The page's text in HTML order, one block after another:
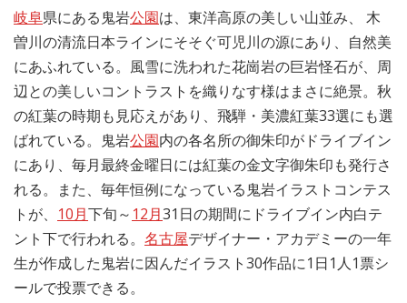
岐阜県にある鬼岩公園は、東洋高原の美しい山並み、 木
曽川の清流日本ラインにそそぐ可児川の源にあり、自然美
にあふれている。風雪に洗われた花崗岩の巨岩怪石が、周
辺との美しいコントラストを織りなす様はまさに絶景。秋
の紅葉の時期も見応えがあり、飛騨・美濃紅葉33選にも選
ばれている。鬼岩公園内の各名所の御朱印がドライブイン
にあり、毎月最終金曜日には紅葉の金文字御朱印も発行さ
れる。また、毎年恒例になっている鬼岩イラストコンテス
トが、 10月下旬～ 12月31日の期間にドライブイン内白テ
ント下で行われる。 名古屋デザイナー・アカデミーの一年
生が作成した鬼岩に因んだイラスト30作品に1日1人1票シ
ールで投票できる。